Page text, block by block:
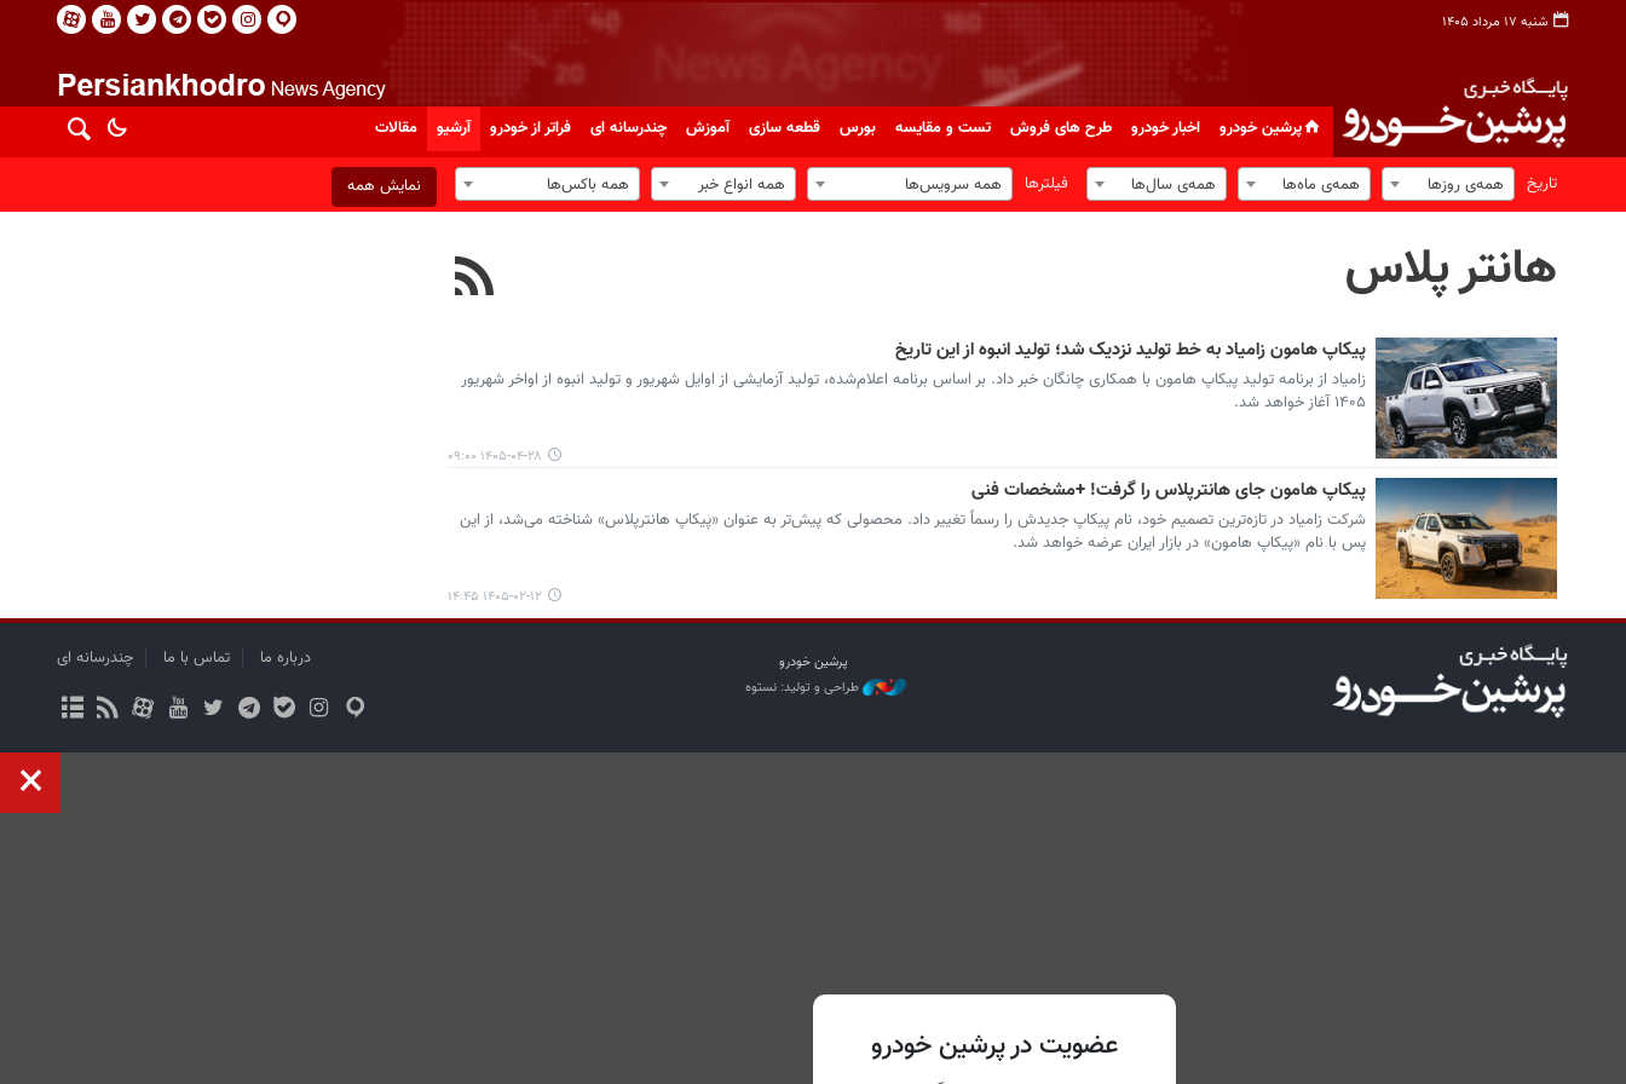
شنبه ۱۷ مرداد ۱۴۰۵
پرشین خودرو اخبار خودرو طرح های فروش تست و مقایسه بورس قطعه سازی آموزش چندرسانه ای فراتر از خودرو آرشیو مقالات
تاریخ همه‌ی روزها همه‌ی ماه‌ها همه‌ی سال‌ها فیلترها همه سرویس‌ها همه انواع خبر همه باکس‌ها نمایش همه
هانتر پلاس
پیکاپ هامون زامیاد به خط تولید نزدیک شد؛ تولید انبوه از این تاریخ
زامیاد از برنامه تولید پیکاپ هامون با همکاری چانگان خبر داد. بر اساس برنامه اعلام‌شده، تولید آزمایشی از اوایل شهریور و تولید انبوه از اواخر شهریور
۱۴۰۵ آغاز خواهد شد.
۱۴۰۵-۰۴-۲۸ ۰۹:۰۰
پیکاپ هامون جای هانترپلاس را گرفت! +مشخصات فنی
شرکت زامیاد در تازه‌ترین تصمیم خود، نام پیکاپ جدیدش را رسماً تغییر داد. محصولی که پیش‌تر به عنوان «پیکاپ هانترپلاس» شناخته می‌شد، از این
پس با نام «پیکاپ هامون» در بازار ایران عرضه خواهد شد.
۱۴۰۵-۰۲-۱۲ ۱۴:۴۵
پرشین خودرو
طراحی و تولید: نستوه
درباره ما تماس با ما چندرسانه ای
عضویت در پرشین خودرو